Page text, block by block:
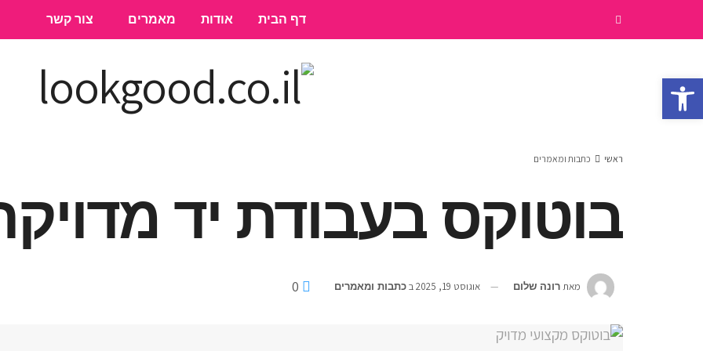
פתח סרגל נגישות
דף הבית אודות מאמרים צור קשר
ראשי כתבות ומאמרים
בוטוקס בעבודת יד
מאת רונה שלום אוגוסט 19, 2025 ב כתבות ומאמרים